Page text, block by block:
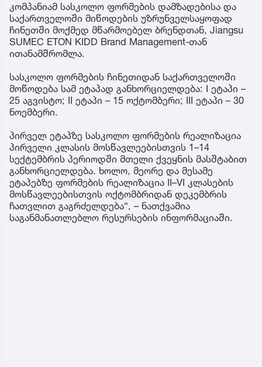
კომპანიამ სასკოლო ფორმების დამზადებისა და
საქართველოში მიწოდების უზრუნველსაყოფად
ჩინეთში მოქმედ მწარმოებელ ბრენდთან, Jiangsu
SUMEC ETON KIDD Brand Management-თან
ითანამშრომლა.
სასკოლო ფორმების ჩინეთიდან საქართველოში
მოწოდება სამ ეტაპად განხორციელდება: I ეტაპი –
25 აგვისტო; II ეტაპი – 15 ოქტომბერი; III ეტაპი – 30
ნოემბერი.
პირველ ეტაპზე სასკოლო ფორმების რეალიზაცია
პირველი კლასის მოსწავლეებისთვის 1–14
სექტემბრის პერიოდში მთელი ქვეყნის მასშტაბით
განხორციელდება. ხოლო, მეორე და მესამე
ეტაპებზე ფორმების რეალიზაცია II–VI კლასების
მოსწავლეებისთვის ოქტომბრიდან დეკემბრის
ჩათვლით გაგრძელდება“, – ნათქვამია
საგანმანათლებლო რესურსების ინფორმაციაში.